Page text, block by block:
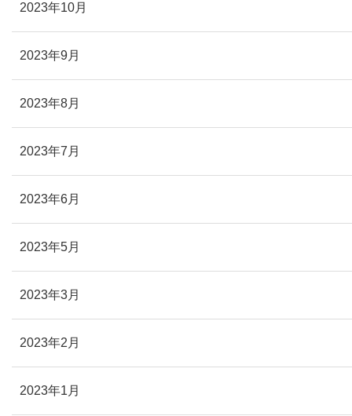
2023年10月
2023年9月
2023年8月
2023年7月
2023年6月
2023年5月
2023年3月
2023年2月
2023年1月